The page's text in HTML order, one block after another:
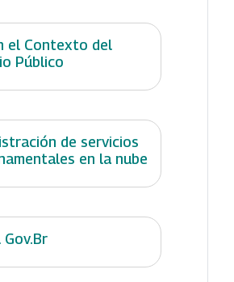
el Contexto del
Público
de servicios
en la nube